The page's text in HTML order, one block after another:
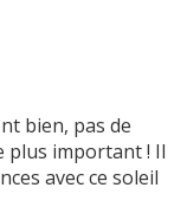
bien, pas de
plus important ! Il
avec ce soleil